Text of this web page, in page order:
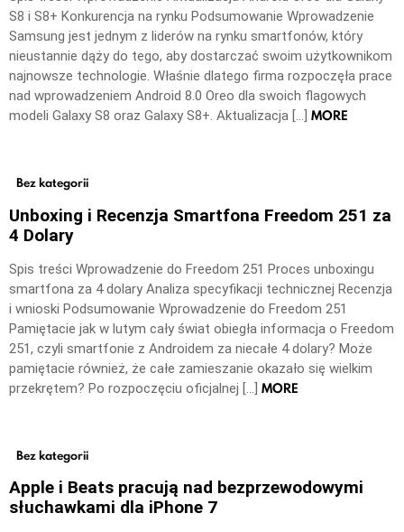
S8 i S8+ Konkurencja na rynku Podsumowanie Wprowadzenie
Samsung jest jednym z liderów na rynku smartfonów, który
nieustannie dąży do tego, aby dostarczać swoim użytkownikom
najnowsze technologie. Właśnie dlatego firma rozpoczęła prace
nad wprowadzeniem Android 8.0 Oreo dla swoich flagowych
modeli Galaxy S8 oraz Galaxy S8+. Aktualizacja […] MORE
Bez kategorii
Unboxing i Recenzja Smartfona Freedom 251 za
4 Dolary
Spis treści Wprowadzenie do Freedom 251 Proces unboxingu
smartfona za 4 dolary Analiza specyfikacji technicznej Recenzja
i wnioski Podsumowanie Wprowadzenie do Freedom 251
Pamiętacie jak w lutym cały świat obiegła informacja o Freedom
251, czyli smartfonie z Androidem za niecałe 4 dolary? Może
pamiętacie również, że całe zamieszanie okazało się wielkim
przekrętem? Po rozpoczęciu oficjalnej […] MORE
Bez kategorii
Apple i Beats pracują nad bezprzewodowymi
słuchawkami dla iPhone 7